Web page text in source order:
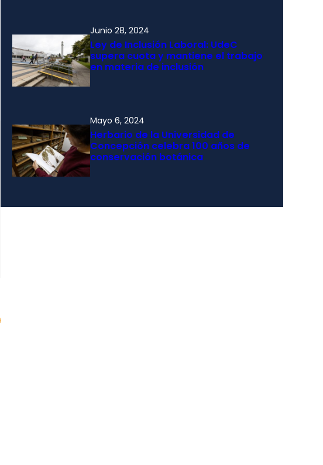
Junio 28, 2024
Ley de Inclusión Laboral: UdeC
supera cuota y mantiene el trabajo
en materia de inclusión
Mayo 6, 2024
Herbario de la Universidad de
Concepción celebra 100 años de
conservación botánica